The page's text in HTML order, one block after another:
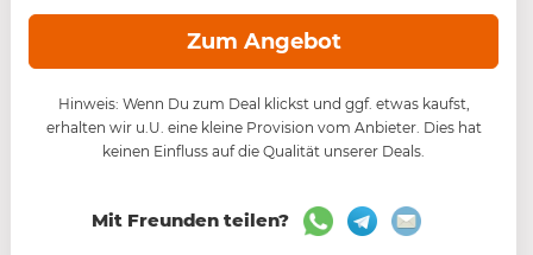
Zum Angebot
Hinweis: Wenn Du zum Deal klickst und ggf. etwas kaufst,
erhalten wir u.U. eine kleine Provision vom Anbieter. Dies hat
keinen Einfluss auf die Qualität unserer Deals.
Mit Freunden teilen?